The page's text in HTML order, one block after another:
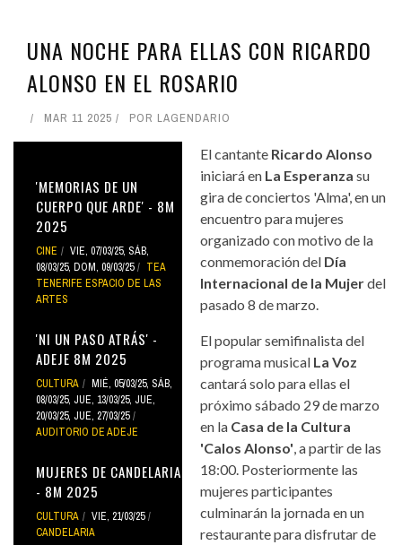
UNA NOCHE PARA ELLAS CON RICARDO
ALONSO EN EL ROSARIO
MAR 11 2025 POR LAGENDARIO
'MEMORIAS DE UN
CUERPO QUE ARDE' - 8M
2025
CINE VIE, 07/03/25, SÁB,
08/03/25, DOM, 09/03/25
TEA
TENERIFE ESPACIO DE LAS
ARTES
'NI UN PASO ATRÁS' -
ADEJE 8M 2025
CULTURA MIÉ, 05/03/25, SÁB,
08/03/25, JUE, 13/03/25, JUE,
20/03/25, JUE, 27/03/25
AUDITORIO DE ADEJE
MUJERES DE CANDELARIA
- 8M 2025
CULTURA
VIE, 21/03/25
CANDELARIA
El cantante Ricardo Alonso
iniciará en La Esperanzasu
gira de conciertos 'Alma', en un
encuentro para mujeres
organizado con motivo de la
conmemoración del Día
Internacional de la Mujerdel
pasado 8 de marzo.
El popular semifinalista del
programa musical La Voz
cantará solo para ellas el
próximo sábado 29 de marzo
en la Casa de la Cultura
'Calos Alonso', a partir de las
18:00. Posteriormente las
mujeres participantes
culminarán la jornada en un
restaurante para disfrutar de